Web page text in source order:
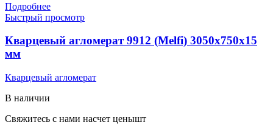
Подробнее
Быстрый просмотр
Кварцевый агломерат 9912 (Melfi) 3050х750х15
мм
Кварцевый агломерат
В наличии
Свяжитесь с нами насчет ценышт